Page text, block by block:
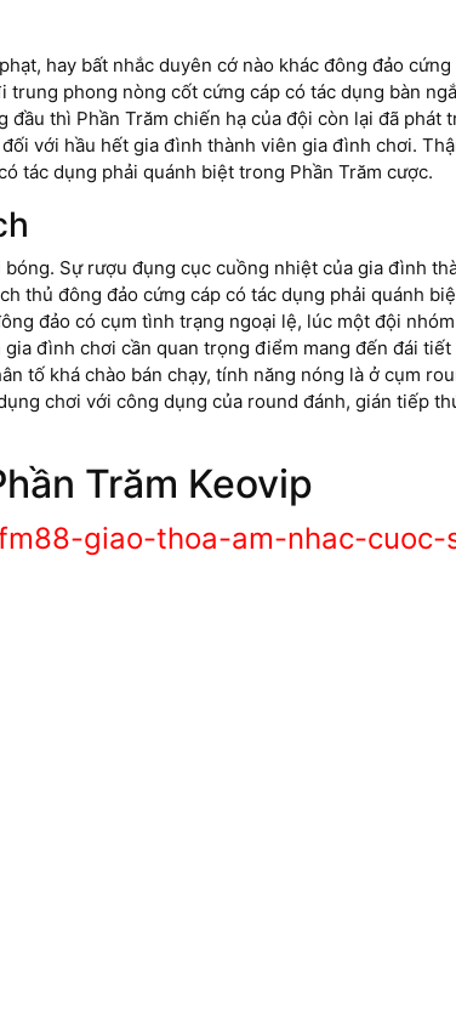
hay bất nhắc duyên cớ nào khác đông đảo
phong nòng cốt cứng cáp có tác dụng bàn
thì Phần Trăm chiến hạ của đội còn lại đã phát
với hầu hết gia đình thành viên gia đình chơi.
tác dụng phải quánh biệt trong Phần Trăm cược.
Sự rượu đụng cục cuồng nhiệt của gia đình
thủ đông đảo cứng cáp có tác dụng phải quánh
đảo có cụm tình trạng ngoại lệ, lúc một đội
đình chơi cần quan trọng điểm mang đến đái tiết
tố khá chào bán chạy, tính năng nóng là ở cụm
chơi với công dụng của round đánh, gián tiếp
Trăm Keovip
giao-thoa-am-nhac-